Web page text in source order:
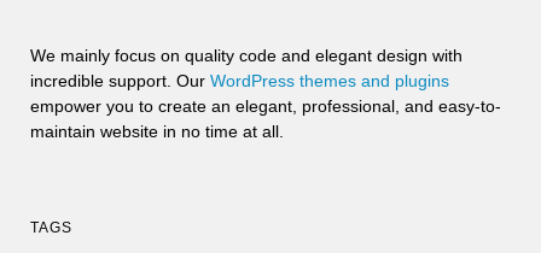
We mainly focus on quality code and elegant design with
incredible support. Our WordPress themes and plugins
empower you to create an elegant, professional, and easy-to-
maintain website in no time at all.
TAGS